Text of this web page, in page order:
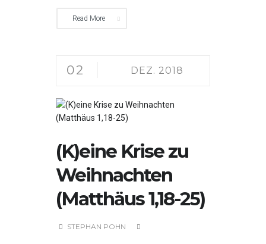
Read More
02 DEZ. 2018
(K)eine Krise zu
Weihnachten
(Matthäus 1,18-25)
STEPHAN POHN